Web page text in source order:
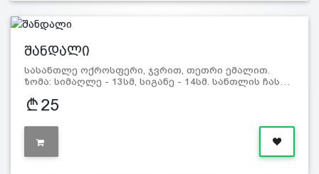
შანდალი
სასანთლე ოქროსფერი, ჯვრით, თეთრი ემალით.
ზომა: სიმაღლე - 13სმ, სიგანე - 14სმ. სანთლის ჩას…
25